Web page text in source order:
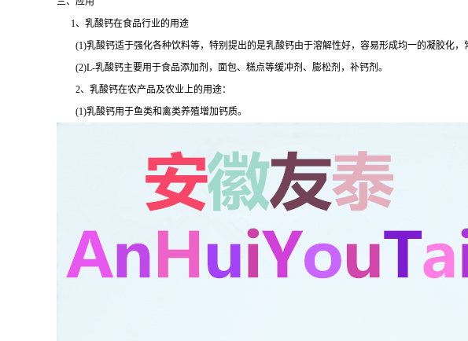
1、乳酸钙在食品行业的用途
(1)乳酸钙适于强化各种饮料等，特别提出的是乳酸钙由于溶解性好，容易形成均一的凝胶化，
(2)L-乳酸钙主要用于食品添加剂，面包、糕点等缓冲剂、膨松剂，补钙剂。
2、乳酸钙在农产品及农业上的用途：
(1)乳酸钙用于鱼类和禽类养殖增加钙质。